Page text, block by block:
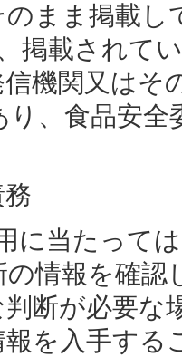
まま掲載し
掲載されて
機関又はそ
、食品安
に当たって
情報を確認
断が必要
を入手する